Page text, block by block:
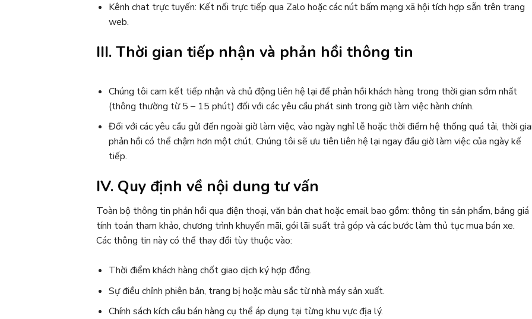
Kênh chat trực tuyến: Kết nối trực tiếp qua Zalo hoặc các nút bấm mạng xã hội tích hợp sẵn trên trang
web.
III. Thời gian tiếp nhận và phản hồi thông tin
Chúng tôi cam kết tiếp nhận và chủ động liên hệ lại để phản hồi khách hàng trong thời gian sớm nhất
(thông thường từ 5 – 15 phút) đối với các yêu cầu phát sinh trong giờ làm việc hành chính.
Đối với các yêu cầu gửi đến ngoài giờ làm việc, vào ngày nghỉ lễ hoặc thời điểm hệ thống quá tải, thời
phản hồi có thể chậm hơn một chút. Chúng tôi sẽ ưu tiên liên hệ lại ngay đầu giờ làm việc của ngày kế
tiếp.
IV. Quy định về nội dung tư vấn
Toàn bộ thông tin phản hồi qua điện thoại, văn bản chat hoặc email bao gồm: thông tin sản phẩm, bảng giá
tính toán tham khảo, chương trình khuyến mãi, gói lãi suất trả góp và các bước làm thủ tục mua bán xe.
Các thông tin này có thể thay đổi tùy thuộc vào:
Thời điểm khách hàng chốt giao dịch ký hợp đồng.
Sự điều chỉnh phiên bản, trang bị hoặc màu sắc từ nhà máy sản xuất.
Chính sách kích cầu bán hàng cụ thể áp dụng tại từng khu vực địa lý.